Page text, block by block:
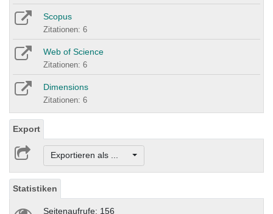
Scopus
Zitationen: 6
Web of Science
Zitationen: 6
Dimensions
Zitationen: 6
Export
Exportieren als ...
Statistiken
Seitenaufrufe: 156